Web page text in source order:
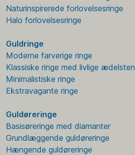
Naturinspirerede forlovelsesringe
Halo forlovelsesringe
Guldringe
Moderne farverige ringe
Klassiske ringe med livlige ædelsten
Minimalistiske ringe
Ekstravagante ringe
Guldøreringe
Basisøreringe med diamanter
Grundlæggende guldøreringe
Hængende guldøreringe